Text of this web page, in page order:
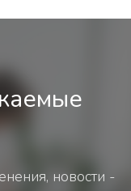
новости -